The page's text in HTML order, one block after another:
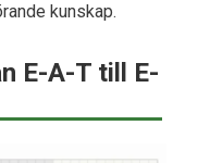
kunskap.
E-A-T till E-